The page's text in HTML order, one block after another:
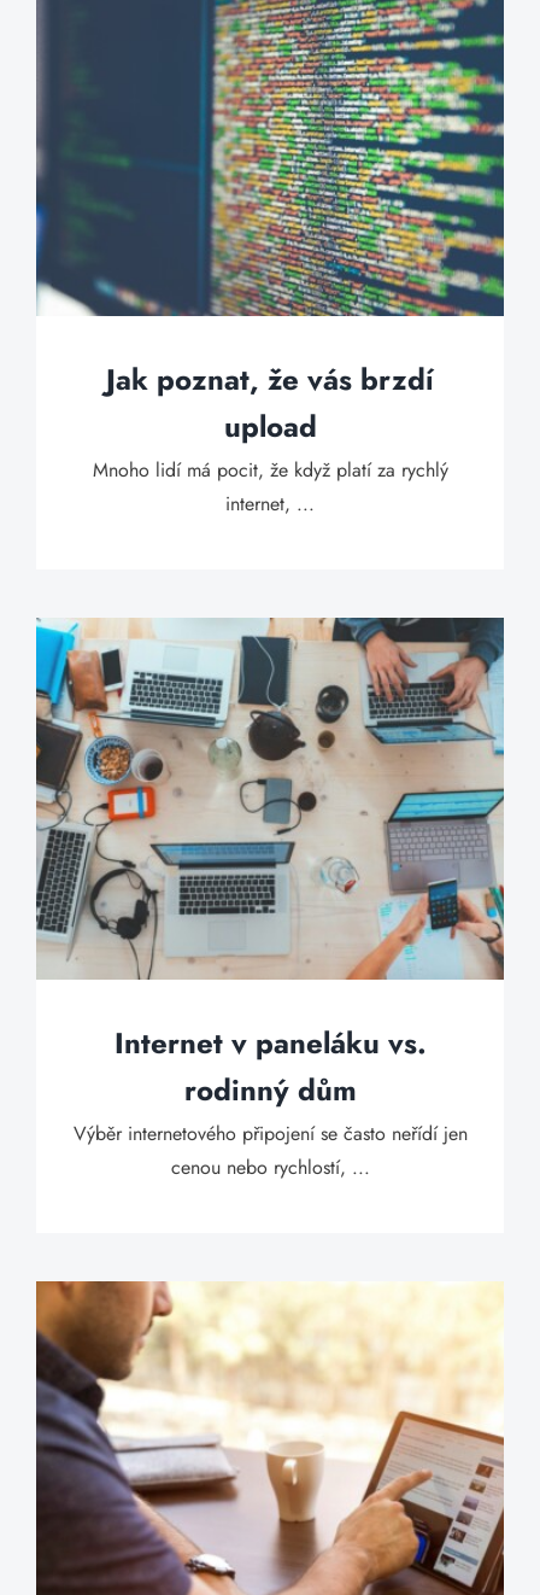
Jak poznat, že vás brzdí
upload
Mnoho lidí má pocit, že když platí za rychlý
internet, ...
Internet v paneláku vs.
rodinný dům
Výběr internetového připojení se často neřídí jen
cenou nebo rychlostí, ...